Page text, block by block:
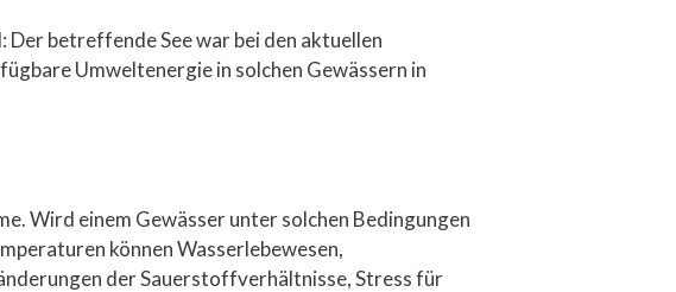
Der betreffende See war bei den aktuellen
Umweltenergie in solchen Gewässern in
Wird einem Gewässer unter solchen Bedingungen
können Wasserlebewesen,
der Sauerstoffverhältnisse, Stress für